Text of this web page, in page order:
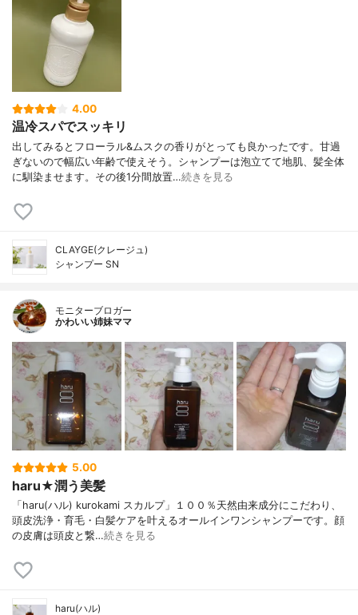
4.00
温冷スパでスッキリ
出してみるとフローラル&ムスクの香りがとっても良かったです。甘過
ぎないので幅広い年齢で使えそう。シャンプーは泡立てて地肌、髪全体
に馴染ませます。その後1分間放置…続きを見る
CLAYGE(クレージュ)
シャンプー SN
モニターブロガー
かわいい姉妹ママ
5.00
haru★潤う美髪
「haru(ハル) kurokami スカルプ」１００％天然由来成分にこだわり、
頭皮洗浄・育毛・白髪ケアを叶えるオールインワンシャンプーです。顔
の皮膚は頭皮と繋…続きを見る
haru(ハル)